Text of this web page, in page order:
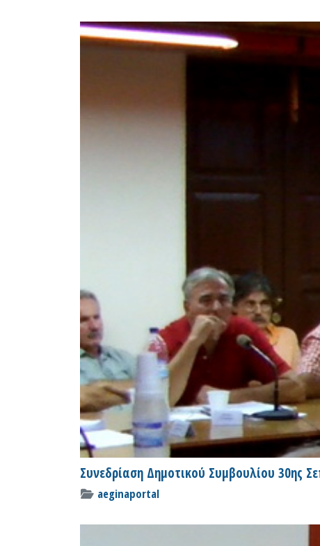
Συνεδρίαση Δημοτικού Συμβουλίου 30ης
aeginaportal